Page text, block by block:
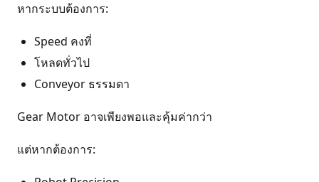
หากระบบต้องการ:
Speed คงที่
โหลดทั่วไป
Conveyor ธรรมดา
Gear Motor อาจเพียงพอและคุ้มค่ากว่า
แต่หากต้องการ: